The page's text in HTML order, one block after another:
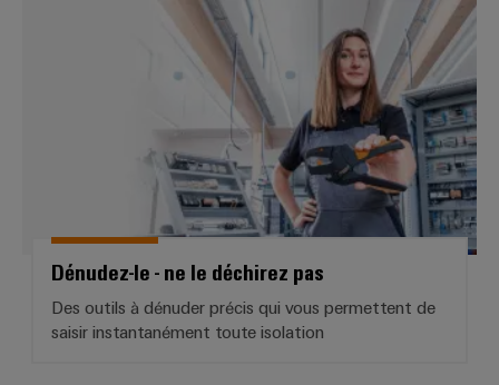
Dénudez-le - ne le déchirez pas
Dénudez-le - ne le déchirez pas
Des outils à dénuder précis qui vous permettent de
saisir instantanément toute isolation